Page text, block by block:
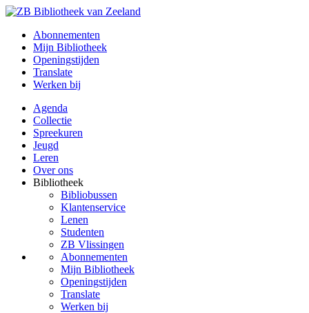
Abonnementen
Mijn Bibliotheek
Openingstijden
Translate
Werken bij
Agenda
Collectie
Spreekuren
Jeugd
Leren
Over ons
Bibliotheek
Bibliobussen
Klantenservice
Lenen
Studenten
ZB Vlissingen
Abonnementen
Mijn Bibliotheek
Openingstijden
Translate
Werken bij